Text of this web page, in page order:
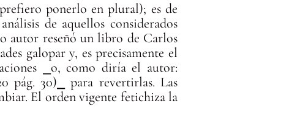
ponerlo en plural); es de
de aquellos considerados
autor reseñó un libro de Carlos
galopar y, es precisamente el
⎯o, como diría el autor:
pág. 30)⎯ para revertirlas. Las
El orden vigente fetichiza la